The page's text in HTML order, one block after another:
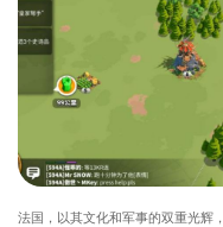
法国，以其文化和军事的双重光辉